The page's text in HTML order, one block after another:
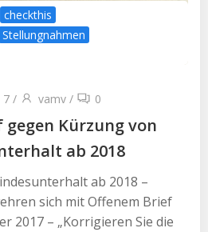
checkthis
Stellungnahmen
7 / vamv / 0
Kürzung von
ab 2018
ab 2018 –
sich mit Offenem Brief
2017 – „Korrigieren Sie die